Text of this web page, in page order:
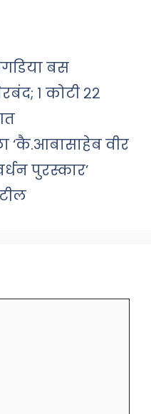
बस
१ कोटी २२
‘कै.आबासाहेब वीर
पुरस्कार’